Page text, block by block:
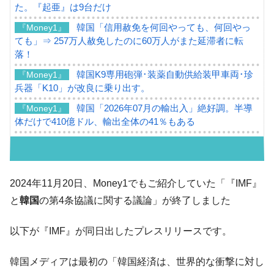
た。『起亜』は9台だけ
『Money1』
韓国「信用赦免を何回やっても、何回やっ
ても」⇒ 257万人赦免したのに60万人がまた延滞者に転
落！
『Money1』
韓国K9専用砲弾･装薬自動供給装甲車両･珍
兵器「K10」が改良に乗り出す。
『Money1』
韓国「2026年07月の輸出入」絶好調。半導
体だけで410億ドル、輸出全体の41％もある
ル。外平債の発行「19.4億ドル」
言。
2024年11月20日、Money1でもご紹介していた「『IMF』
と韓国の第4条協議に関する議論」が終了しました
以下が『IMF』が同日出したプレスリリースです。
韓国メディアは最初の「韓国経済は、世界的な衝撃に対し